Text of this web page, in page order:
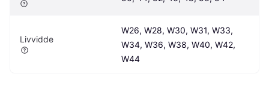
Livvidde
W26, W28, W30, W31, W33,
W34, W36, W38, W40, W42,
W44